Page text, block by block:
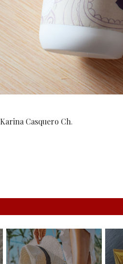
Karina Casquero Ch.